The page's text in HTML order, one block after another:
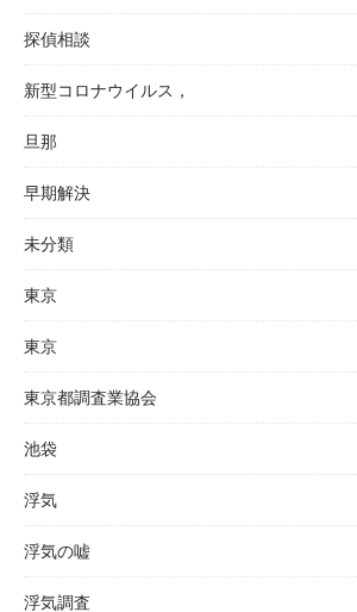
探偵相談
新型コロナウイルス，
旦那
早期解決
未分類
東京
東京
東京都調査業協会
池袋
浮気
浮気の嘘
浮気調査